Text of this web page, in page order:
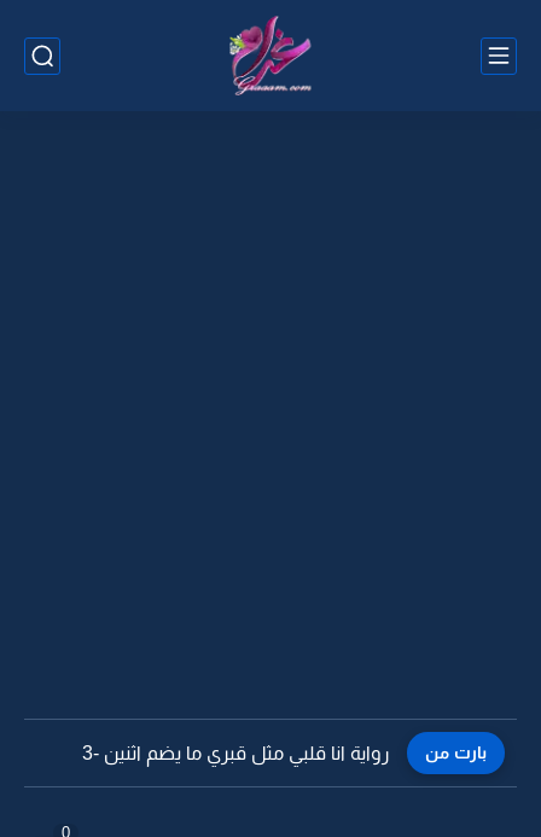
بارت من رواية انا قلبي مثل قبري ما يضم اثنين -2
0